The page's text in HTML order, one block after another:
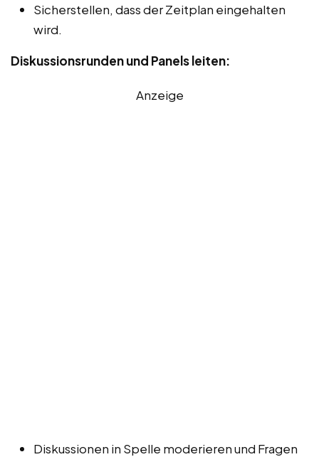
Sicherstellen, dass der Zeitplan eingehalten
wird.
Diskussionsrunden und Panels leiten:
Anzeige
Diskussionen in Spelle moderieren und Fragen